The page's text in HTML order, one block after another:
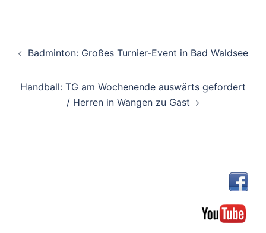
Badminton: Großes Turnier-Event in Bad Waldsee
Handball: TG am Wochenende auswärts gefordert
/ Herren in Wangen zu Gast